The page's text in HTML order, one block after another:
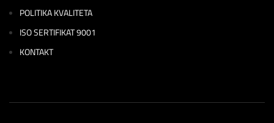
POLITIKA KVALITETA
ISO SERTIFIKAT 9001
KONTAKT